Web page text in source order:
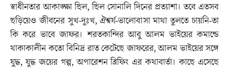
স্বাধীনতার আকাঙ্ক্ষা ছিল, ছিল সোনালি দিনের প্রত্যাশা। তবে এতসব
ছড়িয়েও জীবনের সুখ-দুঃখ, ঐশ্বর্য-ভালোবাসা মাথা তুলতে চায়নি-তা
কি করে ভাবে জাফর। শরতকান্দির আবু আলম ভাইয়ের কমান্ডে
থাকাকালীন কতো বিনিদ্র রাত কেটেছে জাফরের, আলম ভাইয়ের সঙ্গে
যুদ্ধ, যুদ্ধ জয়ের গল্প, অপারেশন ব্রিফিং এর কথাবার্তা। কাছে এসেছে